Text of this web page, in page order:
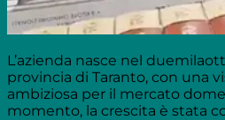
L’azienda nasce nel
provincia di Taranto, con una
ambiziosa per il mercato
momento, la crescita è stata